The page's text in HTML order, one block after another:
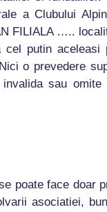
a Clubului
FILIALA …..
cel putin aceleasi
o prevedere
sau omite
poate face doar
asociatiei,